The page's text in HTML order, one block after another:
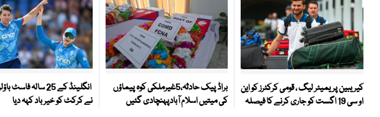
کیریبین پریمیئر لیگ ، قومی کرکٹرز کو این
او سی 19 اگست کو جاری کرنے کا فیصلہ
براڈ پیک حادثہ،5غیرملکی کوہ پیماؤں
کی میتیں اسلام آبادپہنچادی گئیں
انگلینڈ کے 25 سالہ
نے کرکٹ کو خیر باد کہہ دیا